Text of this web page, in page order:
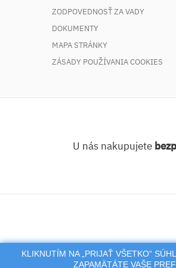
ZODPOVEDNOSŤ ZA VADY
DOKUMENTY
MAPA STRÁNKY
ZÁSADY POUŽÍVANIA COOKIES
KLIKNUTÍM NA „PRIJAŤ VŠETKO“
ZAPAMÄTÁTE VAŠE
U nás nakupujete